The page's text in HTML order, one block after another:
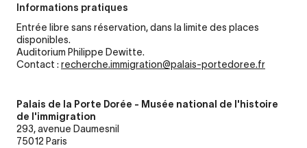
Informations pratiques
Entrée libre sans réservation, dans la limite des places
disponibles.
Auditorium Philippe Dewitte.
Contact : recherche.immigration@palais-portedoree.fr
Palais de la Porte Dorée - Musée national de l'histoire
de l'immigration
293, avenue Daumesnil
75012 Paris